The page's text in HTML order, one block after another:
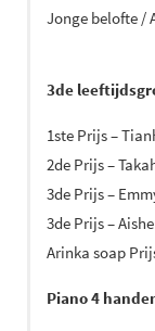
Jonge belofte /
3de
1ste Prijs –
2de Prijs –
3de Prijs –
3de Prijs –
Arinka soap
Piano 4